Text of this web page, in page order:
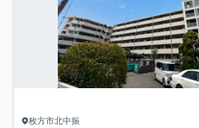
枚方市北中振